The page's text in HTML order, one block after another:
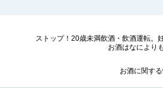
ストップ！20歳未満飲酒・飲酒運転。
お酒はなにより
お酒に関す